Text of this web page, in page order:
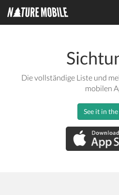
Die vollständige Liste und
mobilen
See it in